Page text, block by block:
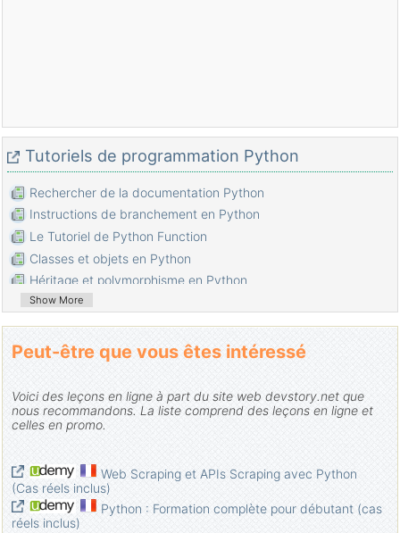
Tutoriels de programmation Python
Rechercher de la documentation Python
Instructions de branchement en Python
Le Tutoriel de Python Function
Classes et objets en Python
Héritage et polymorphisme en Python
Le Tutoriel de Python Dictionary
Le Tutoriel de Python Lists
Le Tutoriel de Python Tuples
Connectez-vous à la base de données MySQL en Python en
utilisant PyMySQL
Le Tutoriel de gestion des exceptions Python
Introduction à Python
Installer Python sur Windows
Installer Python sur Ubuntu
Show More
Peut-être que vous êtes intéressé
Voici des leçons en ligne à part du site web devstory.net que
nous recommandons. La liste comprend des leçons en ligne et
celles en promo.
Web Scraping et APIs Scraping avec Python
(Cas réels inclus)
Python : Formation complète pour débutant (cas
réels inclus)